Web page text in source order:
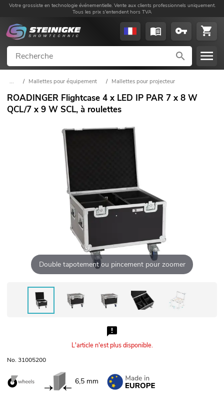
Votre grossiste en technologie événementielle. Vente aux clients professionnels uniquement.
Tous les prix s'entendent hors TVA
... / Mallettes pour équipement / Mallettes pour projecteur
ROADINGER Flightcase 4 x LED IP PAR 7 x 8 W
QCL/7 x 9 W SCL, à roulettes
Double tapotement ou pincement pour zoomer
L'article n'est plus disponible.
No. 31005200
6,5 mm